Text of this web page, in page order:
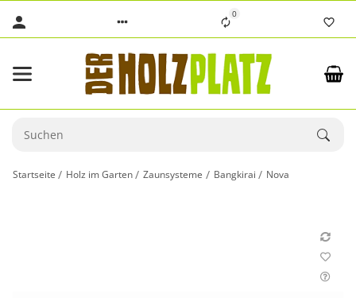
0
Startseite Holz im Garten Zaunsysteme Bangkirai Nova